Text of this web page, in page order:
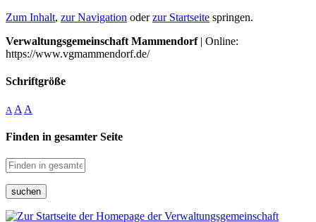
Zum Inhalt, zur Navigation oderzur Startseite springen.
Verwaltungsgemeinschaft Mammendorf| Online:
https://www.vgmammendorf.de/
Schriftgröße
A A A
Finden in gesamter Seite
suchen